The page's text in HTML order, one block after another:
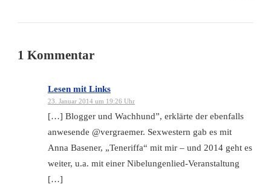
1 Kommentar
Lesen mit Links
23. Januar 2014 um 19:26 Uhr
[…] Blogger und Wachhund”, erklärte der ebenfalls
anwesende @vergraemer. Sexwestern gab es mit
Anna Basener, „Teneriffa“ mit mir – und 2014 geht es
weiter, u.a. mit einer Nibelungenlied-Veranstaltung
[…]